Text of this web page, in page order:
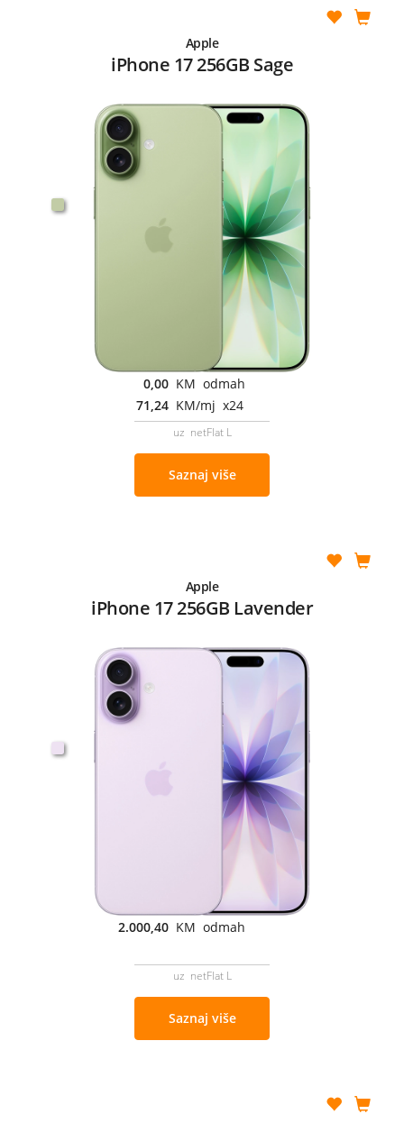
Apple
iPhone 17 256GB Sage
0,00 KM odmah
71,24 KM/mj x24
uz netFlat L
Saznaj više
Apple
iPhone 17 256GB Lavender
2.000,40 KM odmah
uz netFlat L
Saznaj više